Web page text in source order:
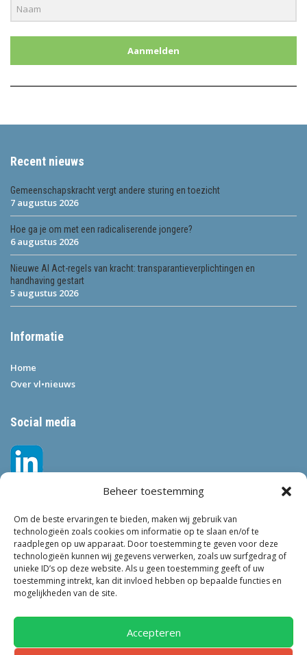
Beheer toestemming
Om de beste ervaringen te bieden, maken wij gebruik van
technologieën zoals cookies om informatie op te slaan en/of te
raadplegen op uw apparaat. Door toestemming te geven voor deze
technologieën kunnen wij gegevens verwerken, zoals uw surfgedrag of
unieke ID’s op deze website. Als u geen toestemming geeft of uw
toestemming intrekt, kan dit invloed hebben op bepaalde functies en
mogelijkheden van de site.
Accepteren
Aanmelden
Recent nieuws
Gemeenschapskracht vergt andere sturing en toezicht
7 augustus 2026
Hoe ga je om met een radicaliserende jongere?
6 augustus 2026
Nieuwe AI Act-regels van kracht: transparantieverplichtingen en
handhaving gestart
5 augustus 2026
Informatie
Home
Over vl•nieuws
Social media
Tags
VEILIGHEID LEEFBAARHEID
OM KINDEREN
ONDERMIJNING